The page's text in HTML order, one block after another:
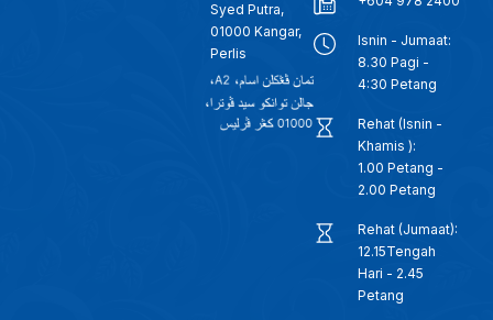
Syed Putra,
01000 Kangar,
Perlis
Isnin - Jumaat:
8.30 Pagi -
4:30 Petang
Rehat (Isnin -
Khamis ):
1.00 Petang -
2.00 Petang
Rehat (Jumaat):
12.15Tengah
Hari - 2.45
Petang